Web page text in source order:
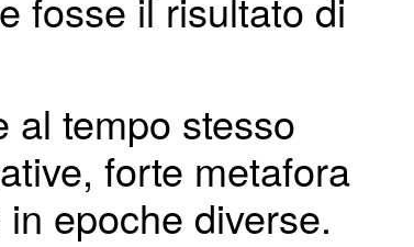
al tempo stesso
forte metafora
epoche diverse.